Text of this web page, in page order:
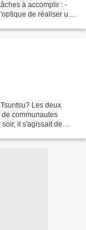
à accomplir : -
de réaliser un
Les deux
communautes
il s'agissait de